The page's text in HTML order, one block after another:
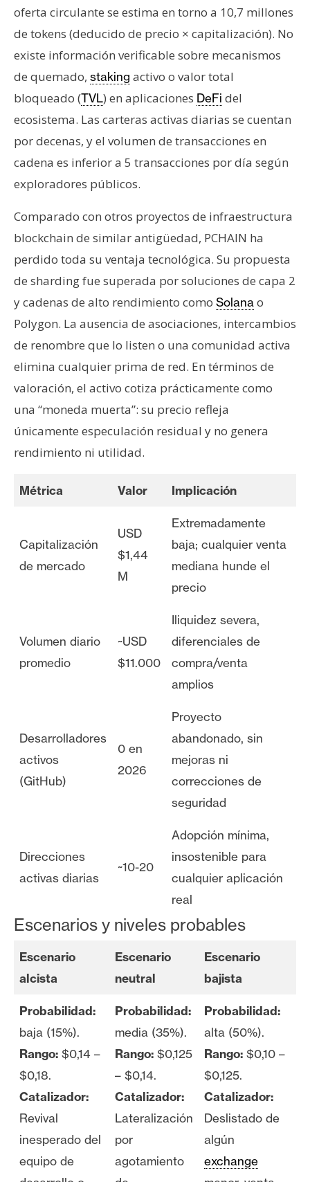
oferta circulante se estima en torno a 10,7 millones
de tokens (deducido de precio × capitalización). No
existe información verificable sobre mecanismos
de quemado, staking activo o valor total
bloqueado (TVL) en aplicaciones DeFi del
ecosistema. Las carteras activas diarias se cuentan
por decenas, y el volumen de transacciones en
cadena es inferior a 5 transacciones por día según
exploradores públicos.
Comparado con otros proyectos de infraestructura
blockchain de similar antigüedad, PCHAIN ha
perdido toda su ventaja tecnológica. Su propuesta
de sharding fue superada por soluciones de capa 2
y cadenas de alto rendimiento como Solana o
Polygon. La ausencia de asociaciones, intercambios
de renombre que lo listen o una comunidad activa
elimina cualquier prima de red. En términos de
valoración, el activo cotiza prácticamente como
una “moneda muerta”: su precio refleja
únicamente especulación residual y no genera
rendimiento ni utilidad.
Métrica Valor Implicación
Capitalización
de mercado
USD
$1,44
M
Extremadamente
baja; cualquier venta
mediana hunde el
precio
Volumen diario
promedio
~USD
$11.000
Iliquidez severa,
diferenciales de
compra/venta
amplios
Desarrolladores
activos
(GitHub)
0 en
2026
Proyecto
abandonado, sin
mejoras ni
correcciones de
seguridad
Direcciones
activas diarias
~10-20
Adopción mínima,
insostenible para
cualquier aplicación
real
Escenarios y niveles probables
Escenario
alcista
Escenario
neutral
Escenario
bajista
Probabilidad:
baja (15%).
Rango: $0,14 –
$0,18.
Catalizador:
Revival
inesperado del
equipo de
Probabilidad:
media (35%).
Rango: $0,125
– $0,14.
Catalizador:
Lateralización
por
agotamiento
Probabilidad:
alta (50%).
Rango: $0,10 –
$0,125.
Catalizador:
Deslistado de
algún
exchange